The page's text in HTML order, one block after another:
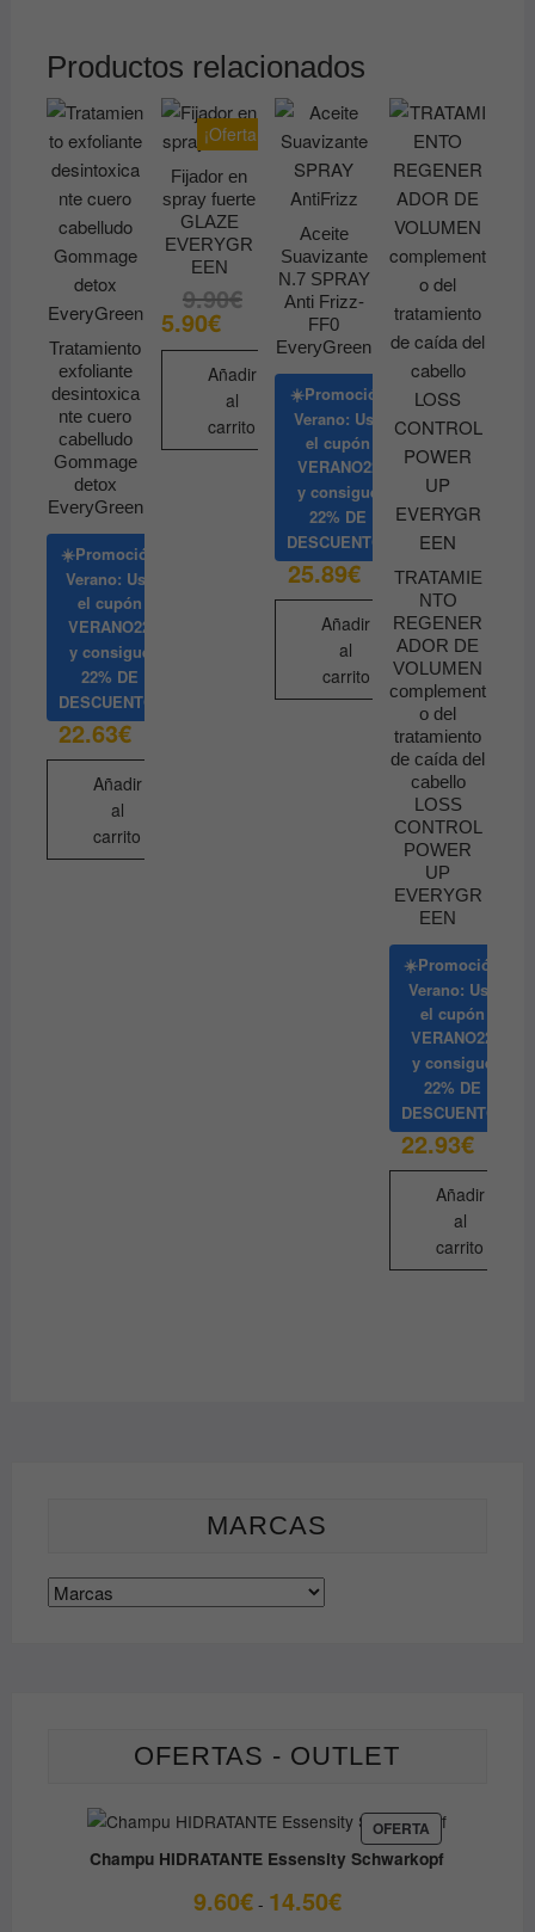
múltiples
variantes.
Las
opciones
se
pueden
elegir
en
la
página
de
producto
Productos relacionados
Tratamiento
exfoliante
desintoxica
nte cuero
cabelludo
Gommage
detox
EveryGreen
☀️Promoción
Verano: Usa
el cupón
VERANO22
y consigue
22% DE
DESCUENTO
22.63€
Añadir
al
carrito
¡Oferta!
Fijador en
spray fuerte
GLAZE
EVERYGR
EEN
9.90€El
precio
era:
9.90€.
5.90€
El
precio
es:
5.90€.
Añadir
al
carrito
Aceite
Suavizante
N.7 SPRAY
Anti Frizz-
FF0
EveryGreen
☀️Promoción
Verano: Usa
el cupón
VERANO22
y consigue
22% DE
DESCUENTO
25.89€
Añadir
al
carrito
TRATAMIE
NTO
REGENER
ADOR DE
VOLUMEN
complement
o del
tratamiento
de caída del
cabello
LOSS
CONTROL
POWER
UP
EVERYGR
EEN
☀️Promoción
Verano: Usa
el cupón
VERANO22
y consigue
22% DE
DESCUENTO
22.93€
Añadir
al
carrito
MARCAS
OFERTAS - OUTLET
OFERTA PRODUCTO
EN
OFERTA
Champu HIDRATANTE Essensity Schwarkopf
9.60€ - 14.50€Rango